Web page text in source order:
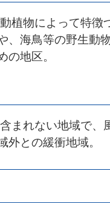
植物によって特徴
、海鳥等の野生動
の地区。
まれない地域で、
外との緩衝地域。